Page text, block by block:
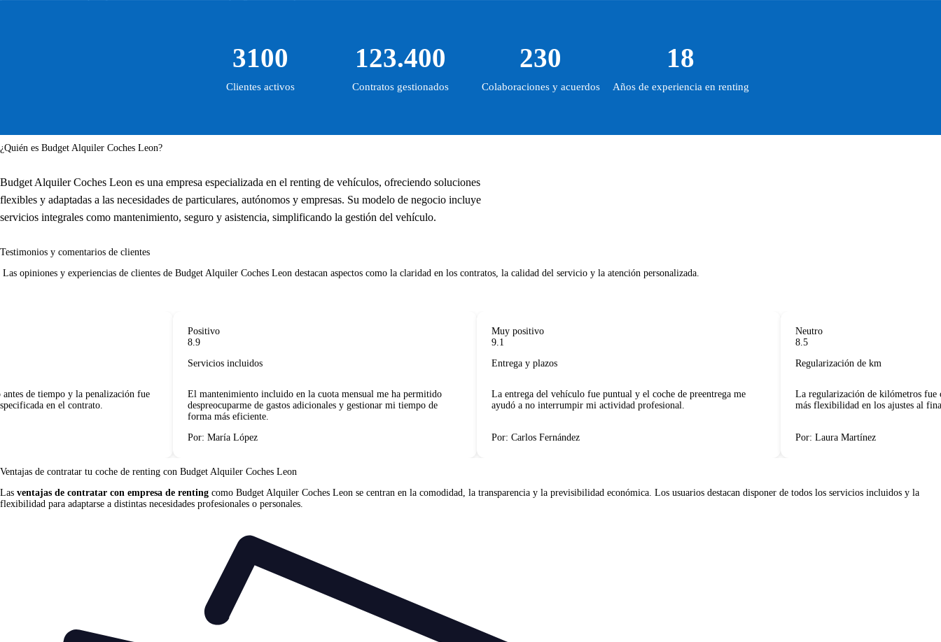
3100
Clientes activos
123.400
Contratos gestionados
230
Colaboraciones y acuerdos
18
Años de experiencia en renting
¿Quién es Budget Alquiler Coches Leon?
Budget Alquiler Coches Leon es una empresa especializada en el renting de vehículos, ofreciendo soluciones
flexibles y adaptadas a las necesidades de particulares, autónomos y empresas. Su modelo de negocio incluye
servicios integrales como mantenimiento, seguro y asistencia, simplificando la gestión del vehículo.
Testimonios y comentarios de clientes
de tiempo y la penalización fue
en el contrato.
Positivo
8.9
Servicios incluidos
El mantenimiento incluido en la cuota mensual me ha permitido
despreocuparme de gastos adicionales y gestionar mi tiempo de
forma más eficiente.
Por: María López
Muy positivo
9.1
Entrega y plazos
La entrega del vehículo fue puntual y el coche de preentrega me
ayudó a no interrumpir mi actividad profesional.
Por: Carlos Fernández
Neutro
8.5
Regularización de km
La regularización de kilómetros fue
más flexibilidad en los ajustes al final
Por: Laura Martínez
Ventajas de contratar tu coche de renting con Budget Alquiler Coches Leon
Las ventajas de contratar con empresa de renting como Budget Alquiler Coches Leon se centran en la comodidad, la transparencia y la previsibilidad económica. Los usuarios destacan disponer de todos los servicios incluidos y la
flexibilidad para adaptarse a distintas necesidades profesionales o personales.